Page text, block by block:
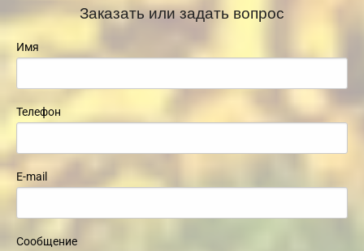
Заказать или задать вопрос
Имя
Телефон
E-mail
Сообщение